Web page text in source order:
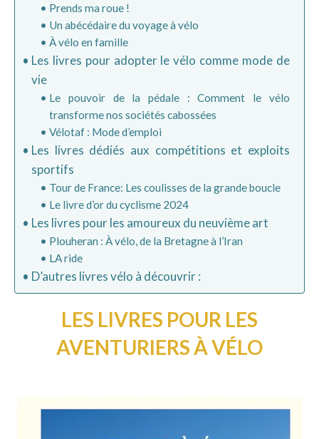
Prends ma roue !
Un abécédaire du voyage à vélo
À vélo en famille
Les livres pour adopter le vélo comme mode de
vie
Le pouvoir de la pédale : Comment le vélo
transforme nos sociétés cabossées
Vélotaf : Mode d’emploi
Les livres dédiés aux compétitions et exploits
sportifs
Tour de France: Les coulisses de la grande boucle
Le livre d’or du cyclisme 2024
Les livres pour les amoureux du neuvième art
Plouheran : À vélo, de la Bretagne à l’Iran
LA ride
D’autres livres vélo à découvrir :
LES LIVRES POUR LES
AVENTURIERS À VÉLO